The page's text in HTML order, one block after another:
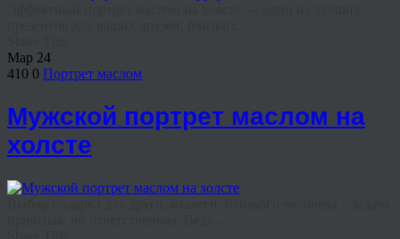
Мар 24
410 0 Портрет маслом
Мужской портрет маслом на
холсте